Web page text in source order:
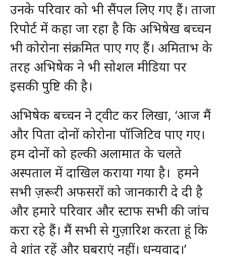
उनके परिवार को भी सैंपल लिए गए हैं। ताजा
रिपोर्ट में कहा जा रहा है कि अभिषेख बच्चन
भी कोरोना संक्रमित पाए गए हैं। अमिताभ के
तरह अभिषेक ने भी सोशल मीडिया पर
इसकी पुष्टि की है।
अभिषेक बच्चन ने ट्वीट कर लिखा, ‘आज मैं
और पिता दोनों कोरोना पॉजिटिव पाए गए।
हम दोनों को हल्की अलामात के चलते
अस्पताल में दाखिल कराया गया है। हमने
सभी ज़रूरी अफसरों को जानकारी दे दी है
और हमारे परिवार और स्टाफ सभी की जांच
करा रहे हैं। मैं सभी से गुज़ारिश करता हूं कि
वे शांत रहें और घबराएं नहीं। धन्यवाद।’